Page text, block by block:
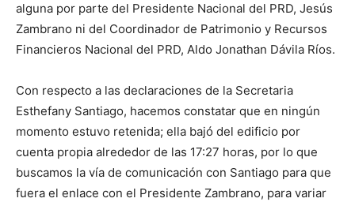
alguna por parte del Presidente Nacional del PRD, Jesús
Zambrano ni del Coordinador de Patrimonio y Recursos
Financieros Nacional del PRD, Aldo Jonathan Dávila Ríos.
Con respecto a las declaraciones de la Secretaria
Esthefany Santiago, hacemos constatar que en ningún
momento estuvo retenida; ella bajó del edificio por
cuenta propia alrededor de las 17:27 horas, por lo que
buscamos la vía de comunicación con Santiago para que
fuera el enlace con el Presidente Zambrano, para variar